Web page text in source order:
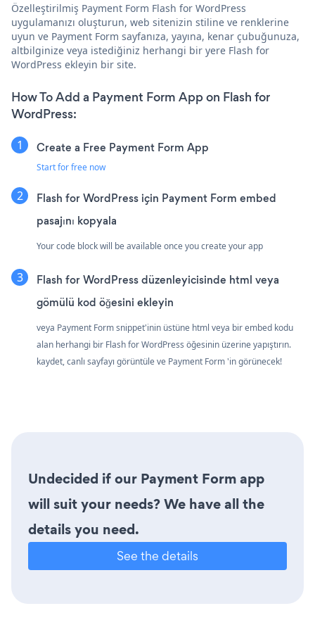
Özelleştirilmiş Payment Form Flash for WordPress
uygulamanızı oluşturun, web sitenizin stiline ve renklerine
uyun ve Payment Form sayfanıza, yayına, kenar çubuğunuza,
altbilginize veya istediğiniz herhangi bir yere Flash for
WordPress ekleyin bir site.
How To Add a Payment Form App on Flash for
WordPress:
Create a Free Payment Form App
Start for free now
Flash for WordPress için Payment Form embed
pasajını kopyala
Your code block will be available once you create your app
Flash for WordPress düzenleyicisinde html veya
gömülü kod öğesini ekleyin
veya Payment Form snippet'inin üstüne html veya bir embed kodu
alan herhangi bir Flash for WordPress öğesinin üzerine yapıştırın.
kaydet, canlı sayfayı görüntüle ve Payment Form 'in görünecek!
Undecided if our Payment Form app
will suit your needs? We have all the
details you need.
See the details